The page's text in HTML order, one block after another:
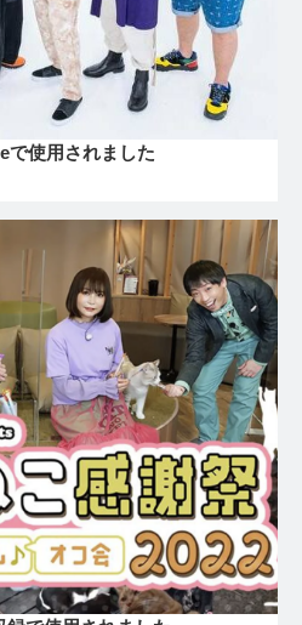
で使用されました